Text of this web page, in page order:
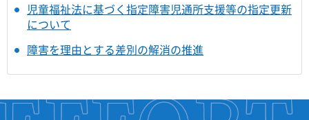
児童福祉法に基づく指定障害児通所支援等の指定更新
について
障害を理由とする差別の解消の推進